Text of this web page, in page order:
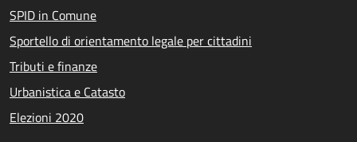
SPID in Comune
Sportello di orientamento legale per cittadini
Tributi e finanze
Urbanistica e Catasto
Elezioni 2020